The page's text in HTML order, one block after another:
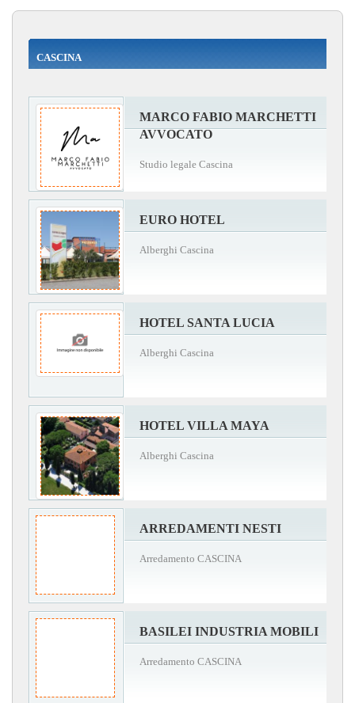
CASCINA
MARCO FABIO MARCHETTI
AVVOCATO
Studio legale Cascina
EURO HOTEL
Alberghi Cascina
HOTEL SANTA LUCIA
Alberghi Cascina
HOTEL VILLA MAYA
Alberghi Cascina
ARREDAMENTI NESTI
Arredamento CASCINA
BASILEI INDUSTRIA MOBILI
Arredamento CASCINA